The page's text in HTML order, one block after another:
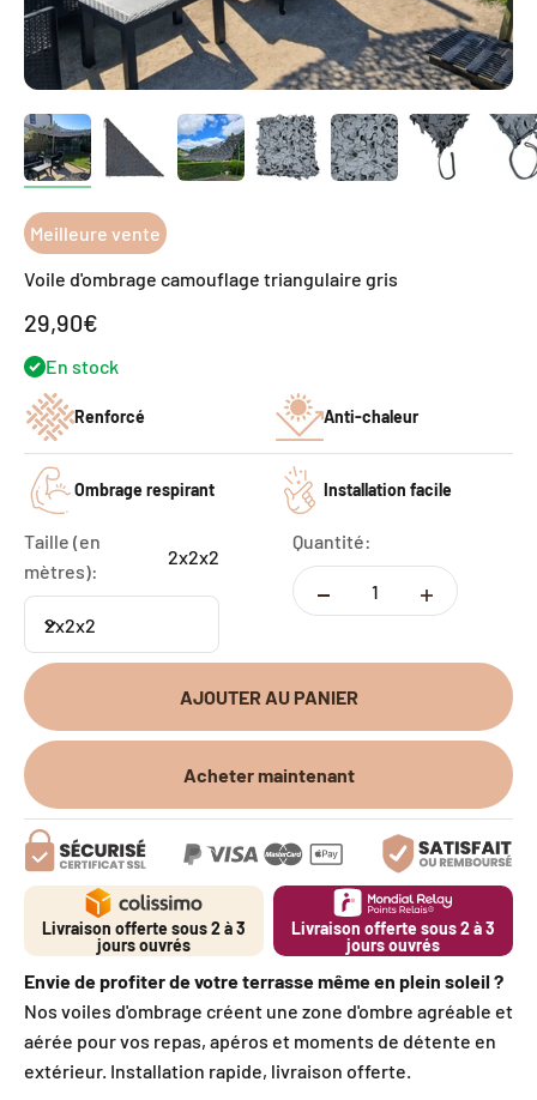
Meilleure vente
Voile d'ombrage camouflage triangulaire gris
Prix de vente
29,90€
En stock
Renforcé Anti-chaleur
Ombrage respirant Installation facile
Taille (en
mètres):
2x2x2
2x2x2
Quantité:
AJOUTER AU PANIER
Acheter maintenant
Livraison offerte sous 2 à 3
jours ouvrés
Livraison offerte sous 2 à 3
jours ouvrés
Envie de profiter de votre terrasse même en plein soleil ?
Nos voiles d'ombrage créent une zone d'ombre agréable et
aérée pour vos repas, apéros et moments de détente en
extérieur. Installation rapide, livraison offerte.